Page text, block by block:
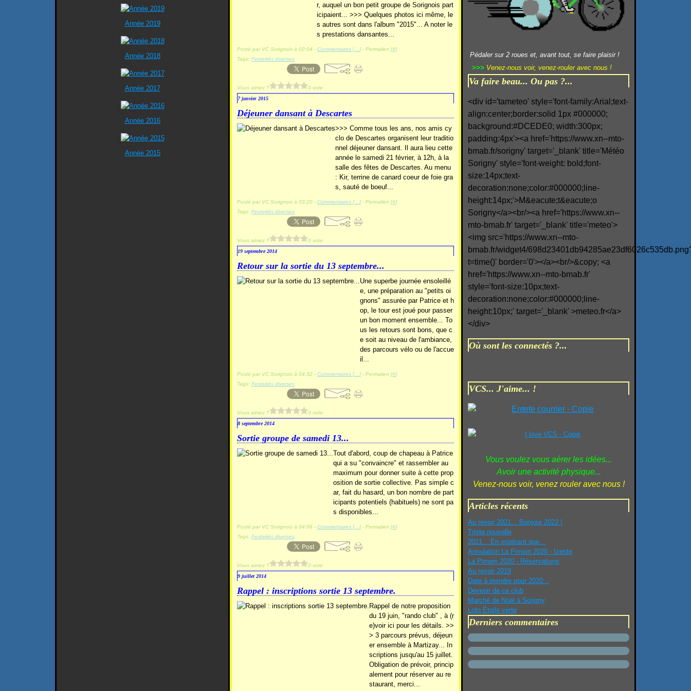
Année 2019
Année 2018
Année 2017
Année 2016
Année 2015
r, auquel un bon petit groupe de Sorignois part
icipaient... >>> Quelques photos ici même, le
s autres sont dans l'album "2015"... A noter le
s prestations dansantes...
Posté par VC Sorignois à 02:04 - Commentaires [… ] - Permalien [#]
Tags: Festivités diverses
Vous aimez ?
0 vote
7 janvier 2015
Déjeuner dansant à Descartes
>>> Comme tous les ans, nos amis cy
clo de Descartes organisent leur traditio
nnel déjeuner dansant. Il aura lieu cette
année le samedi 21 février, à 12h, à la
salle des fêtes de Descartes. Au menu
: Kir, terrine de canard coeur de foie gra
s, sauté de boeuf...
Posté par VC Sorignois à 03:20 - Commentaires [… ] - Permalien [#]
Tags: Festivités diverses
Vous aimez ?
0 vote
19 septembre 2014
Retour sur la sortie du 13 septembre...
Une superbe journée ensoleillé
e, une préparation au "petits oi
gnons" assurée par Patrice et h
op, le tour est joué pour passer
un bon moment ensemble... To
us les retours sont bons, que c
e soit au niveau de l'ambiance,
des parcours vélo ou de l'accue
il...
Posté par VC Sorignois à 04:32 - Commentaires [… ] - Permalien [#]
Tags: Festivités diverses
Vous aimez ?
0 vote
8 septembre 2014
Sortie groupe de samedi 13...
Tout d'abord, coup de chapeau à Patrice
qui a su "convaincre" et rassembler au
maximum pour donner suite à cette prop
osition de sortie collective. Pas simple c
ar, fait du hasard, un bon nombre de part
icipants potentiels (habituels) ne sont pa
s disponibles...
Posté par VC Sorignois à 04:06 - Commentaires [… ] - Permalien [#]
Tags: Festivités diverses
Vous aimez ?
0 vote
9 juillet 2014
Rappel : inscriptions sortie 13 septembre.
Rappel de notre proposition
du 19 juin, "rando club" , à (r
e)voir ici pour les détails. >>
> 3 parcours prévus, déjeun
er ensemble à Martizay... In
scriptions jusqu'au 15 juillet.
Obligation de prévoir, princip
alement pour réserver au re
staurant, merci...
Pédaler sur 2 roues et, avant tout, se faire plaisir !
>>> Venez-nous voir, venez-rouler avec nous !
Va faire beau... Ou pas ?...
<div id='tameteo' style='font-family:Arial;text-
align:center;border:solid 1px #000000;
background:#DCEDE0; width:300px;
padding:4px'><a href='https://www.xn--mto-
bmab.fr/sorigny' target='_blank' title='Météo
Sorigny' style='font-weight: bold;font-
size:14px;text-
decoration:none;color:#000000;line-
height:14px;'>M&eacute;t&eacute;o
Sorigny</a><br/><a href='https://www.xn--
mto-bmab.fr' target='_blank' title='meteo'>
<img src='https://www.xn--mto-
bmab.fr/widget4/
t=time()' border='0'></a><br/>&copy; <a
href='https://www.xn--mto-bmab.fr'
style='font-size:10px;text-
decoration:none;color:#000000;line-
height:10px;' target='_blank' >meteo.fr</a>
</div>
Où sont les connectés ?...
VCS... J'aime... !
Vous voulez vous aérer les idées...
Avoir une activité physique...
Venez-nous voir, venez rouler avec nous !
Articles récents
Au revoir 2021... Bonjour 2022 !
Triste nouvelle
2021... En espérant que...
Annulation La Pimpin 2020 - Izeste
La Pimpin 2020 - Réservations
Au revoir 2019
Date à prendre pour 2020...
Devenir de ce club
Marché de Noël à Sorigny
Loto Étoile verte
Derniers commentaires